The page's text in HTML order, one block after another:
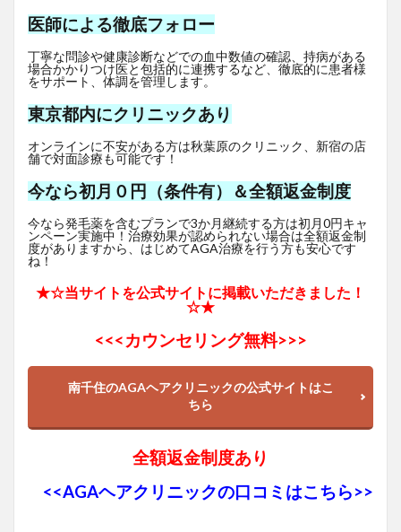
医師による徹底フォロー
丁寧な問診や健康診断などでの血中数値の確認、持病がある
場合かかりつけ医と包括的に連携するなど、徹底的に患者様
をサポート、体調を管理します。
東京都内にクリニックあり
オンラインに不安がある方は秋葉原のクリニック、新宿の店
舗で対面診療も可能です！
今なら初月０円（条件有）＆全額返金制度
今なら発毛薬を含むプランで3か月継続する方は初月0円キャ
ンペーン実施中！治療効果が認められない場合は全額返金制
度がありますから、はじめてAGA治療を行う方も安心です
ね！
★☆当サイトを公式サイトに掲載いただきました！
☆★
<<<カウンセリング無料>>>
南千住のAGAヘアクリニックの公式サイトはこ
ちら
全額返金制度あり
<<AGAヘアクリニックの口コミはこちら>>